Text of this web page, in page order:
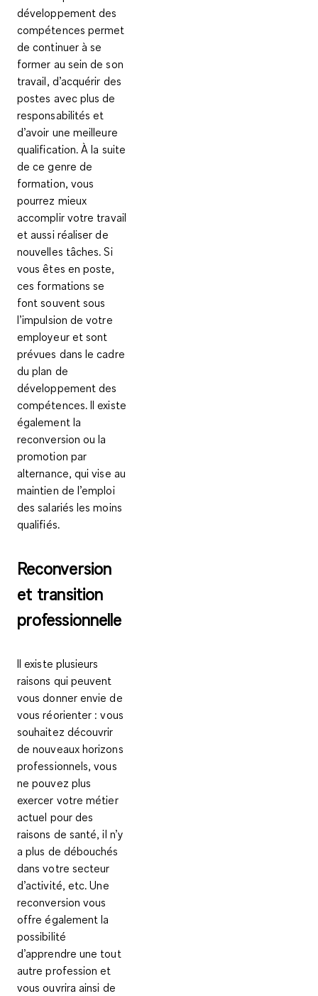
développement des
compétences permet
de continuer à se
former au sein de son
travail, d’acquérir des
postes avec plus de
responsabilités et
d’avoir une meilleure
qualification. À la suite
de ce genre de
formation, vous
pourrez mieux
accomplir votre travail
et aussi réaliser de
nouvelles tâches. Si
vous êtes en poste,
ces formations se
font souvent sous
l’impulsion de votre
employeur et sont
prévues dans le cadre
du plan de
développement des
compétences. Il existe
également la
reconversion ou la
promotion par
alternance, qui vise au
maintien de l’emploi
des salariés les moins
qualifiés.
Reconversion
et transition
professionnelle
Il existe plusieurs
raisons qui peuvent
vous donner envie de
vous réorienter : vous
souhaitez découvrir
de nouveaux horizons
professionnels, vous
ne pouvez plus
exercer votre métier
actuel pour des
raisons de santé, il n’y
a plus de débouchés
dans votre secteur
d’activité, etc. Une
reconversion vous
offre également la
possibilité
d’apprendre une tout
autre profession et
vous ouvrira ainsi de